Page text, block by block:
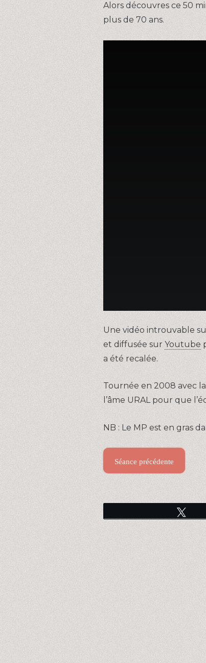
Alors découvres ce 50
plus de 70 ans.
Une vidéo introuvable
et diffusée sur Youtube
a été recalée.
Tournée en 2008 avec
l’âme URAL pour que
NB : Le MP est en gras
Séance précédente